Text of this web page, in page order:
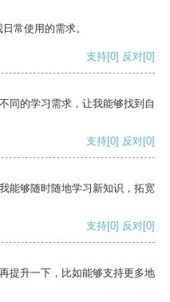
常使用的需求。
支持[0] 反对[0]
同的学习需求，让我能够找到自
支持[0] 反对[0]
能够随时随地学习新知识，拓宽
支持[0] 反对[0]
提升一下，比如能够支持更多地